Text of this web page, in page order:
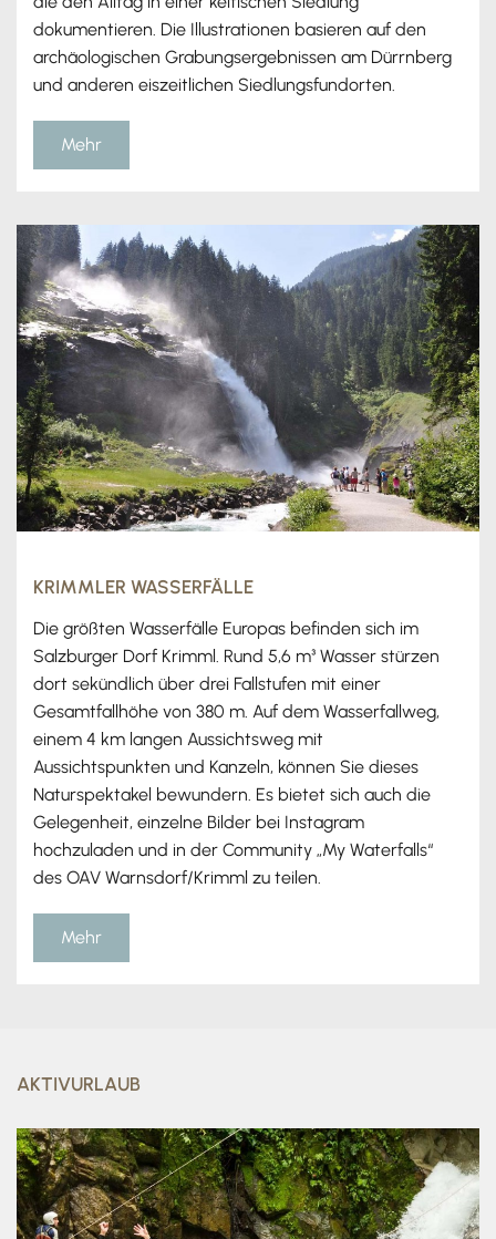
dokumentieren. Die Illustrationen basieren auf den
archäologischen Grabungsergebnissen am Dürrnberg
und anderen eiszeitlichen Siedlungsfundorten.
Mehr
KRIMMLER WASSERFÄLLE
Die größten Wasserfälle Europas befinden sich im
Salzburger Dorf Krimml. Rund 5,6 m³ Wasser stürzen
dort sekündlich über drei Fallstufen mit einer
Gesamtfallhöhe von 380 m. Auf dem Wasserfallweg,
einem 4 km langen Aussichtsweg mit
Aussichtspunkten und Kanzeln, können Sie dieses
Naturspektakel bewundern. Es bietet sich auch die
Gelegenheit, einzelne Bilder bei Instagram
hochzuladen und in der Community „My Waterfalls“
des OAV Warnsdorf/Krimml zu teilen.
Mehr
AKTIVURLAUB